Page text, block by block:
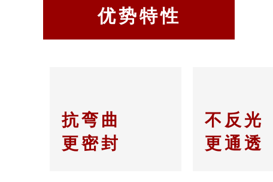
抗弯曲
更密封
不反光
更通透
优势特性